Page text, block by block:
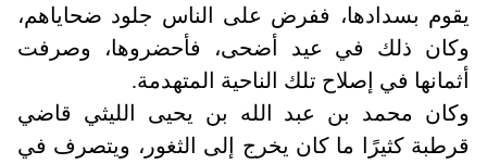
يقوم بسدادها، ففرض على الناس جلود ضحاياهم،
وكان ذلك في عيد أضحى، فأحضروها، وصرفت
أثمانها في إصلاح تلك الناحية المتهدمة.
وكان محمد بن عبد الله بن يحيى الليثي قاضي
قرطبة كثيرًا ما كان يخرج إلى الثغور، ويتصرف في